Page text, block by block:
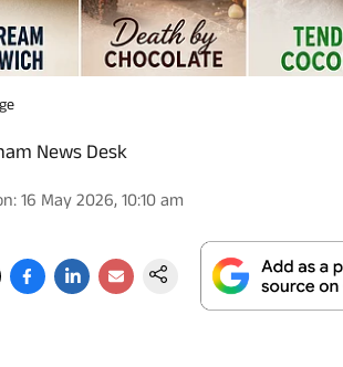
News Desk
:16 May 2026, 10:10 am